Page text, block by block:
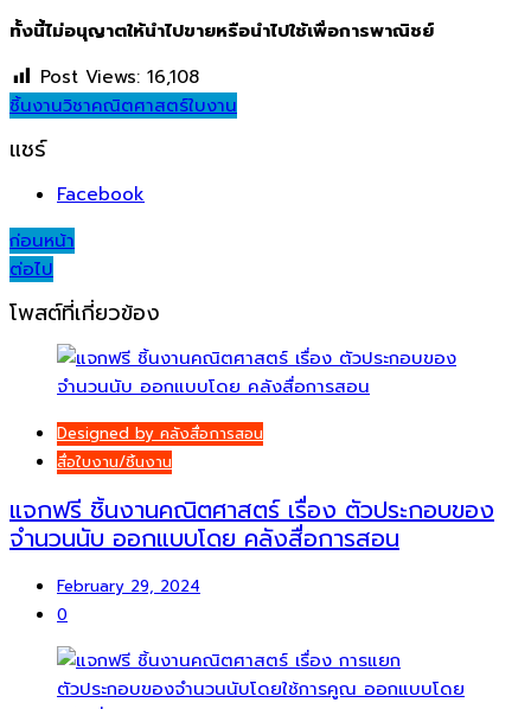
ทั้งนี้ไม่อนุญาตให้นำไปขายหรือนำไปใช้เพื่อการพาณิชย์
Post Views: 16,108
ชิ้นงานวิชาคณิตศาสตร์ใบงาน
แชร์
Facebook
Post
navigation
ก่อนหน้า
ต่อไป
โพสต์ที่เกี่ยวข้อง
Designed by คลังสื่อการสอน
สื่อใบงาน/ชิ้นงาน
แจกฟรี ชิ้นงานคณิตศาสตร์ เรื่อง ตัวประกอบของ
จำนวนนับ ออกแบบโดย คลังสื่อการสอน
February 29, 2024
0